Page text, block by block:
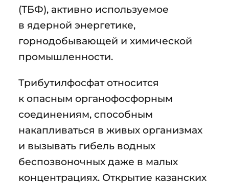
(ТБФ), активно используемое
в ядерной энергетике,
горнодобывающей и химической
промышленности.
Трибутилфосфат относится
к опасным органофосфорным
соединениям, способным
накапливаться в живых организмах
и вызывать гибель водных
беспозвоночных даже в малых
концентрациях. Открытие казанских